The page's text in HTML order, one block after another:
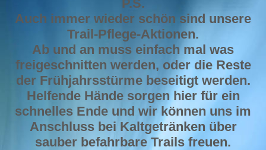
P.S.
Auch immer wieder schön sind unsere
Trail-Pflege-Aktionen.
Ab und an muss einfach mal was
freigeschnitten werden, oder die Reste
der Frühjahrsstürme beseitigt werden.
Helfende Hände sorgen hier für ein
schnelles Ende und wir können uns im
Anschluss bei Kaltgetränken über
sauber befahrbare Trails freuen.